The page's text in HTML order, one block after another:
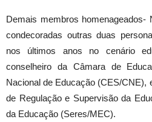
Demais membros homenageados-
condecoradas outras duas
nos últimos anos no cenário
conselheiro da Câmara de
Nacional de Educação (CES/CNE),
de Regulação e Supervisão da
da Educação (Seres/MEC).